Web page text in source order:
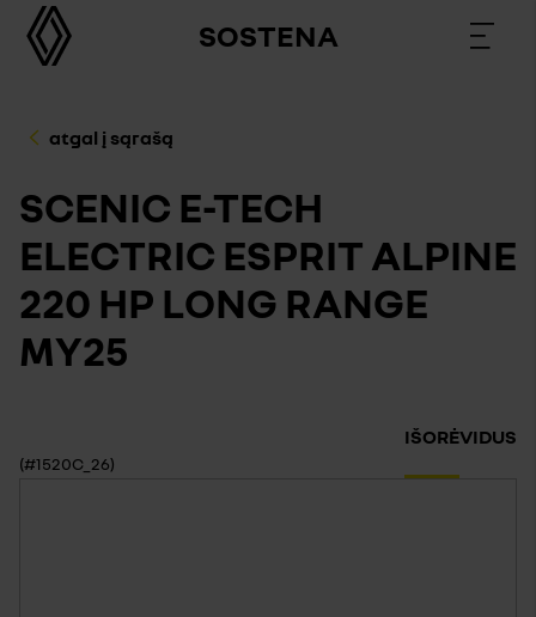
SOSTENA
atgal į sąrašą
SCENIC E-TECH
ELECTRIC ESPRIT ALPINE
220 HP LONG RANGE
MY25
(#1520C_26)
IŠORĖVIDUS